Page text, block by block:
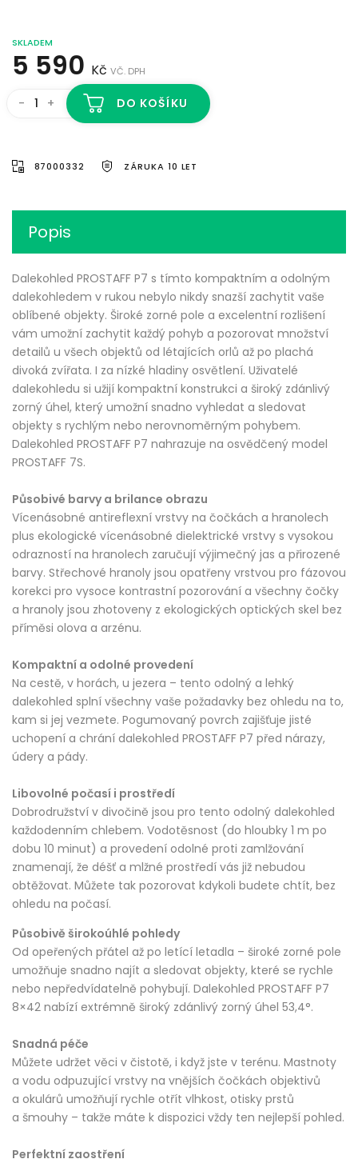
SKLADEM
5 590 Kč VČ. DPH
- + DO KOŠÍKU
87000332 ZÁRUKA 10 LET
Popis
Dalekohled PROSTAFF P7 s tímto kompaktním a odolným
dalekohledem v rukou nebylo nikdy snazší zachytit vaše
oblíbené objekty. Široké zorné pole a excelentní rozlišení
vám umožní zachytit každý pohyb a pozorovat množství
detailů u všech objektů od létajících orlů až po plachá
divoká zvířata. I za nízké hladiny osvětlení. Uživatelé
dalekohledu si užijí kompaktní konstrukci a široký zdánlivý
zorný úhel, který umožní snadno vyhledat a sledovat
objekty s rychlým nebo nerovnoměrným pohybem.
Dalekohled PROSTAFF P7 nahrazuje na osvědčený model
PROSTAFF 7S.
Působivé barvy a brilance obrazu
Vícenásobné antireflexní vrstvy na čočkách a hranolech
plus ekologické vícenásobné dielektrické vrstvy s vysokou
odrazností na hranolech zaručují výjimečný jas a přirozené
barvy. Střechové hranoly jsou opatřeny vrstvou pro fázovou
korekci pro vysoce kontrastní pozorování a všechny čočky
a hranoly jsou zhotoveny z ekologických optických skel bez
příměsi olova a arzénu.
Kompaktní a odolné provedení
Na cestě, v horách, u jezera – tento odolný a lehký
dalekohled splní všechny vaše požadavky bez ohledu na to,
kam si jej vezmete. Pogumovaný povrch zajišťuje jisté
uchopení a chrání dalekohled PROSTAFF P7 před nárazy,
údery a pády.
Libovolné počasí i prostředí
Dobrodružství v divočině jsou pro tento odolný dalekohled
každodenním chlebem. Vodotěsnost (do hloubky 1 m po
dobu 10 minut) a provedení odolné proti zamlžování
znamenají, že déšť a mlžné prostředí vás již nebudou
obtěžovat. Můžete tak pozorovat kdykoli budete chtít, bez
ohledu na počasí.
Působivě širokoúhlé pohledy
Od opeřených přátel až po letící letadla – široké zorné pole
umožňuje snadno najít a sledovat objekty, které se rychle
nebo nepředvídatelně pohybují. Dalekohled PROSTAFF P7
8×42 nabízí extrémně široký zdánlivý zorný úhel 53,4°.
Snadná péče
Můžete udržet věci v čistotě, i když jste v terénu. Mastnoty
a vodu odpuzující vrstvy na vnějších čočkách objektivů
a okulárů umožňují rychle otřít vlhkost, otisky prstů
a šmouhy – takže máte k dispozici vždy ten nejlepší pohled.
Perfektní zaostření